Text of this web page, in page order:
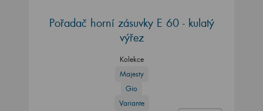
Pořadač horní zásuvky E 60 - kulatý
výřez
Kolekce
Majesty
Gio
Variante